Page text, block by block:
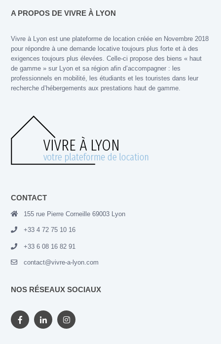
A PROPOS DE VIVRE À LYON
Vivre à Lyon est une plateforme de location créée en Novembre 2018
pour répondre à une demande locative toujours plus forte et à des
exigences toujours plus élevées. Celle-ci propose des biens « haut
de gamme » sur Lyon et sa région afin d’accompagner : les
professionnels en mobilité, les étudiants et les touristes dans leur
recherche d’hébergements aux prestations haut de gamme.
CONTACT
155 rue Pierre Corneille 69003 Lyon
+33 4 72 75 10 16
+33 6 08 16 82 91
contact@vivre-a-lyon.com
NOS RÉSEAUX SOCIAUX